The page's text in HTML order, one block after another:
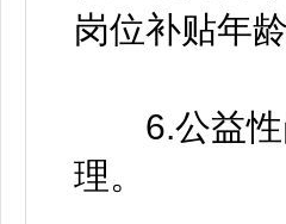
岗位补贴年
6.公益性岗
理。